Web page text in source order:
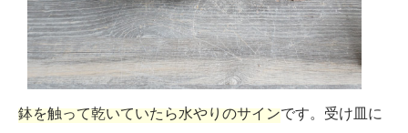
鉢を触って乾いていたら水やりのサインです。受け皿に